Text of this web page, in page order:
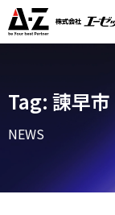
Tag: 諫早市
NEWS